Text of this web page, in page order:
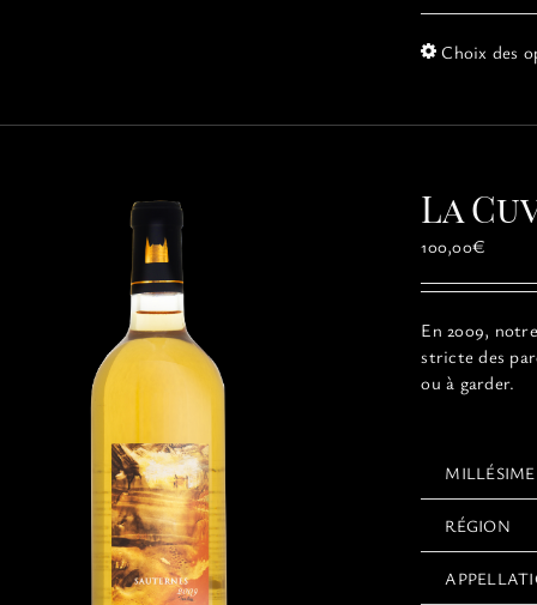
Choix des
La
100,00€
En 2009,
stricte des
ou à garder.
MILLÉSIME
RÉGION